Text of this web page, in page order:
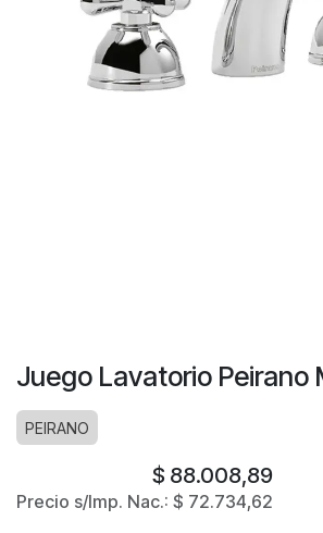
Juego Lavatorio Peirano
PEIRANO
$ 88.008,89
Precio s/Imp. Nac.: $ 72.734,62